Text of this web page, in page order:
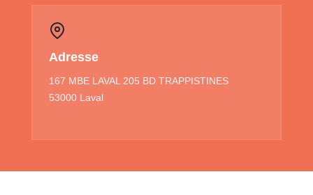
Adresse
167 MBE LAVAL 205 BD TRAPPISTINES
53000 Laval